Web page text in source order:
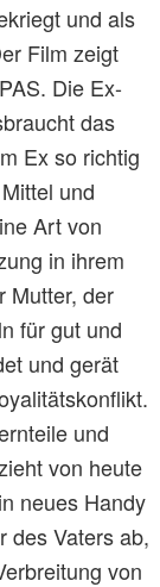
und als
Film zeigt
Die Ex-
das
Ex so richtig
und
Art von
in ihrem
Mutter, der
für gut und
und gerät
und
von heute
neues Handy
des Vaters ab,
von